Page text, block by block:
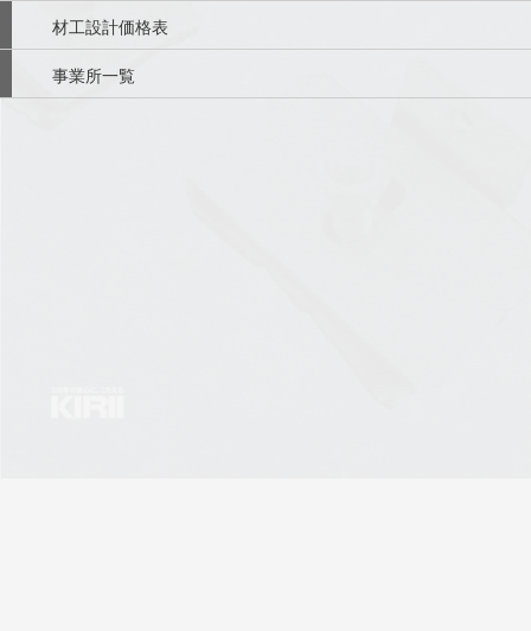
材工設計価格表
事業所一覧